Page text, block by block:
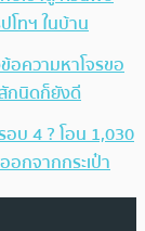
ทฯ ในบ้าน
อความหาโจรขอ
กนิดก็ยังดี
บ 4 ? โอน 1,030
กจากกระเป๋า